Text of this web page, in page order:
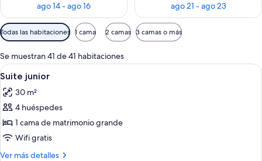
ago 14 - ago 16
ago 21 - ago 23
Filtros
disponibles
para
las
habitaciones
Todas las habitaciones 1 cama 2 camas 3 camas o más
Se muestran 41 de 41 habitaciones
Abrir
todas
las
fotos
de
Suite
junior
Una habitación de hotel moderna
4
Suite junior
30 m²
4 huéspedes
1 cama de matrimonio grande
Wifi gratis
Ver más detalles
Más